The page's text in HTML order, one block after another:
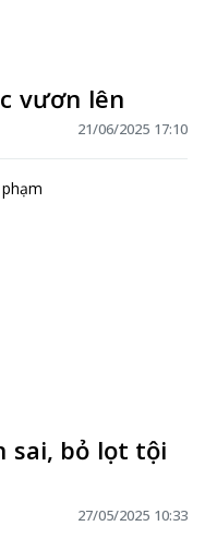
vươn lên
21/06/2025 17:10
sai, bỏ lọt tội
27/05/2025 10:33